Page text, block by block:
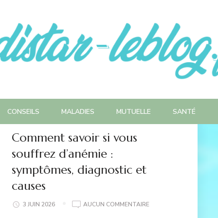
CONSEILS MALADIES MUTUELLE SANTÉ
Comment savoir si vous
souffrez d’anémie :
symptômes, diagnostic et
causes
3 JUIN 2026 AUCUN COMMENTAIRECOMMENT